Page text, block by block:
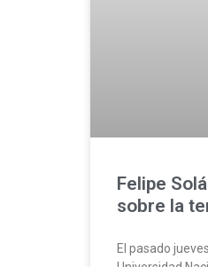
Felipe
sobre la
El pasado